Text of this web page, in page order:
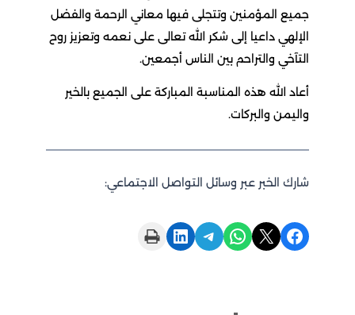
جميع المؤمنين وتتجلى فيها معاني الرحمة والفضل
الإلهي داعيا إلى شكر الله تعالى على نعمه وتعزيز روح
التآخي والتراحم بين الناس أجمعين.
أعاد الله هذه المناسبة المباركة على الجميع بالخير
واليمن والبركات.
شارك الخبر عبر وسائل التواصل الاجتماعي:
Share on Facebook
Share on X
Share on WhatsApp
Share on Telegram
Share on LinkedIn
Print this Page